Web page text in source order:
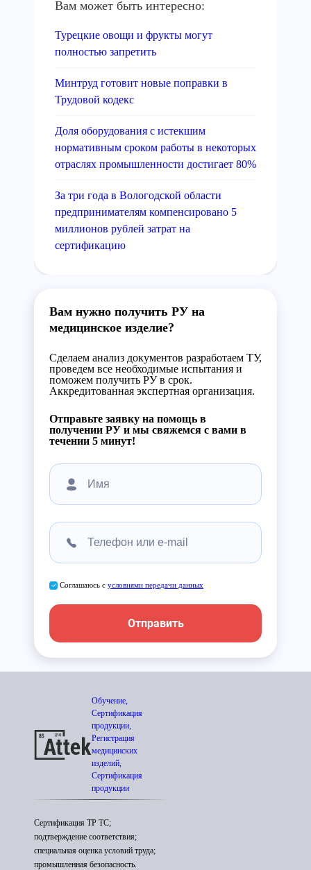
Вам может быть интересно:
Турецкие овощи и фрукты могут
полностью запретить
Минтруд готовит новые поправки в
Трудовой кодекс
Доля оборудования с истекшим
нормативным сроком работы в некоторых
отраслях промышленности достигает 80%
За три года в Вологодской области
предпринимателям компенсировано 5
миллионов рублей затрат на
сертификацию
Вам нужно получить РУ на
медицинское изделие?
Сделаем анализ документов разработаем ТУ,
проведем все необходимые испытания и
поможем получить РУ в срок.
Аккредитованная экспертная организация.
Отправьте заявку на помощь в
получении РУ и мы свяжемся с вами в
течении 5 минут!
Соглашаюсь с условиями передачи данных
Отправить
Обучение,
Сертификация
продукции,
Регистрация
медицинских
изделий,
Сертификация
продукции
Сертификация ТР ТС;
подтверждение соответствия;
специальная оценка условий труда;
промышленная безопасность.